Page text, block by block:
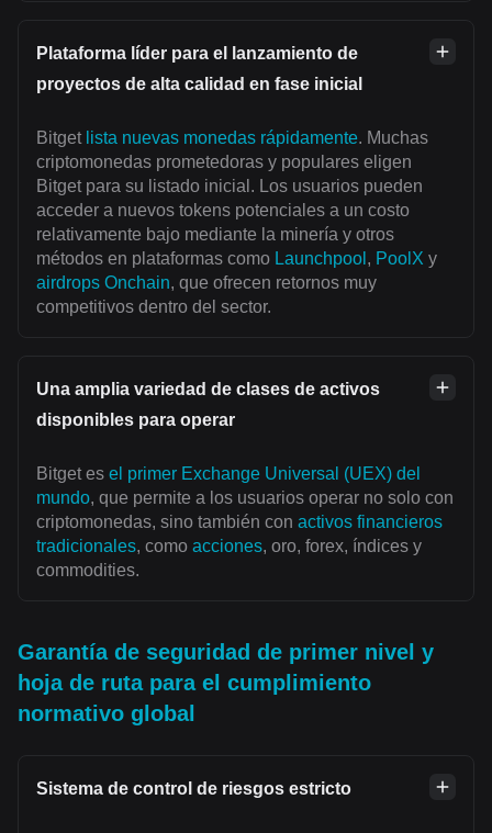
Plataforma líder para el lanzamiento de
proyectos de alta calidad en fase inicial
Bitget lista nuevas monedas rápidamente. Muchas
criptomonedas prometedoras y populares eligen
Bitget para su listado inicial. Los usuarios pueden
acceder a nuevos tokens potenciales a un costo
relativamente bajo mediante la minería y otros
métodos en plataformas como Launchpool , PoolX y
airdrops Onchain, que ofrecen retornos muy
competitivos dentro del sector.
Una amplia variedad de clases de activos
disponibles para operar
Bitget es el primer Exchange Universal (UEX) del
mundo, que permite a los usuarios operar no solo con
criptomonedas, sino también con activos financieros
tradicionales, como acciones, oro, forex, índices y
commodities.
Garantía de seguridad de primer nivel y
hoja de ruta para el cumplimiento
normativo global
Sistema de control de riesgos estricto